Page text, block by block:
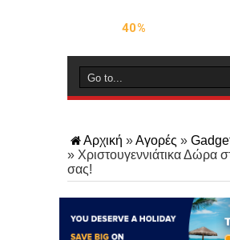
Αρχική »Αγορές »
» Χριστουγεννιάτικα Δώρα
σας!